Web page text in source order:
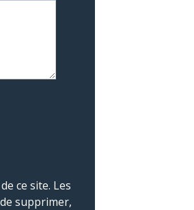
ce site. Les
supprimer,